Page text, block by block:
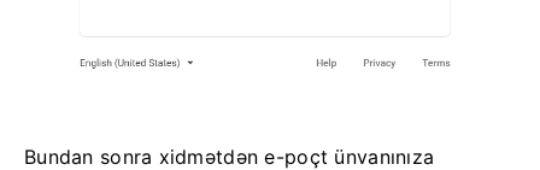
Bundan sonra xidmətdən e-poçt ünvanınıza